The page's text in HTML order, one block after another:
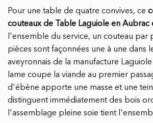
Pour une table de quatre convives, ce
couteaux de Table Laguiole en Aubrac
l'ensemble du service, un couteau par
pièces sont façonnées une à une dans
aveyronnais de la manufacture
lame coupe la viande au premier
d'ébène apporte une masse et une
distinguent immédiatement des bois
l'assemblage pleine soie tient